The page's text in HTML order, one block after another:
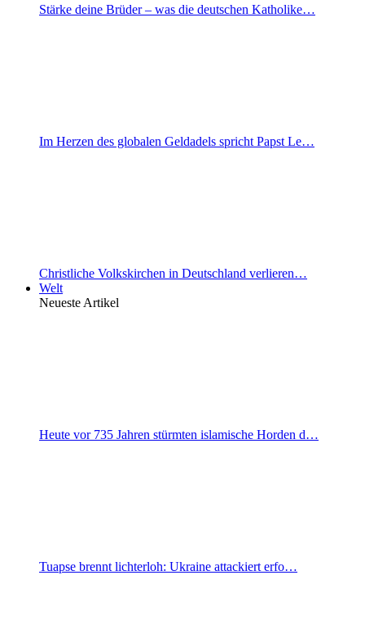
Stärke deine Brüder – was die deutschen Katholike…
Im Herzen des globalen Geldadels spricht Papst Le…
Christliche Volkskirchen in Deutschland verlieren…
Welt
Neueste Artikel
Heute vor 735 Jahren stürmten islamische Horden d…
Tuapse brennt lichterloh: Ukraine attackiert erfo…